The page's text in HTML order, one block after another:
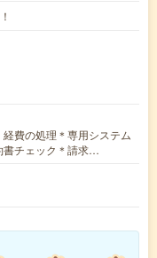
費の処理＊専用システム
書チェック＊請求…